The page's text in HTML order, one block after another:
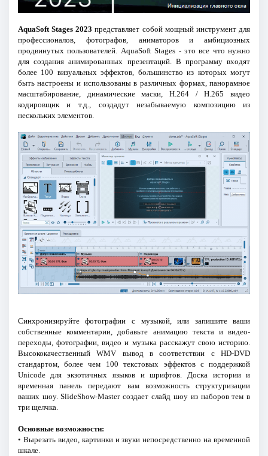
AquaSoft Stages 2023 представляет собой мощный инструмент для
профессионалов, фотографов, аниматоров и амбициозных
продвинутых пользователей. AquaSoft Stages - это все что нужно
для создания анимированных презентаций. В программу входят
более 100 визуальных эффектов, большинство из которых могут
быть настроены и использованы в различных формах, панорамное
масштабирование, динамические маски, H.264 / H.265 видео
кодировщик и т.д., создадут незабываемую композицию из
нескольких элементов.
Синхронизируйте фотографии с музыкой, или запишите ваши
собственные комментарии, добавьте анимацию текста и видео-
переходы, фотографии, видео и музыка расскажут свою историю.
Высококачественный WMV вывод в соответствии с HD-DVD
стандартом, более чем 100 текстовых эффектов с поддержкой
Unicode для экзотичных языков и шрифтов. Доска истории и
временная панель передают вам возможность структуризации
ваших шоу. SlideShow-Master создает слайд шоу из наборов тем в
три щелчка.
Основные возможности:
• Вырезать видео, картинки и звуки непосредственно на временной
шкале.